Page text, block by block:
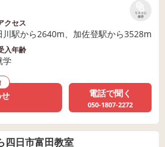
リストに
保存
クセス
川駅から2640m、加佐登駅から3528m
入年齢
学
電話で聞く
050-1807-2272
四日市富田教室